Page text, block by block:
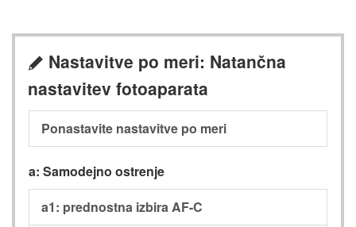
A Nastavitve po meri: Natančna
nastavitev fotoaparata
Ponastavite nastavitve po meri
a: Samodejno ostrenje
a1: prednostna izbira AF-C